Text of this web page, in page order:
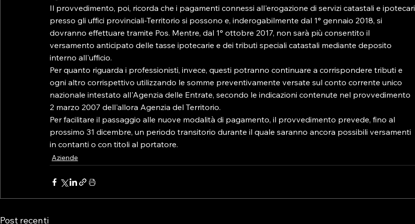
Il provvedimento, poi, ricorda che i pagamenti connessi all'erogazione di servizi catastali e ipotecari
presso gli uffici provinciali-Territorio si possono e, inderogabilmente dal 1° gennaio 2018, si
dovranno effettuare tramite Pos. Mentre, dal 1° ottobre 2017, non sarà più consentito il
versamento anticipato delle tasse ipotecarie e dei tributi speciali catastali mediante deposito
interno all'ufficio.
Per quanto riguarda i professionisti, invece, questi potranno continuare a corrispondere tributi e
ogni altro corrispettivo utilizzando le somme preventivamente versate sul conto corrente unico
nazionale intestato all'Agenzia delle Entrate, secondo le indicazioni contenute nel provvedimento
2 marzo 2007 dell'allora Agenzia del Territorio.
Per facilitare il passaggio alle nuove modalità di pagamento, il provvedimento prevede, fino al
prossimo 31 dicembre, un periodo transitorio durante il quale saranno ancora possibili versamenti
in contanti o con titoli al portatore.
Aziende
Post recenti